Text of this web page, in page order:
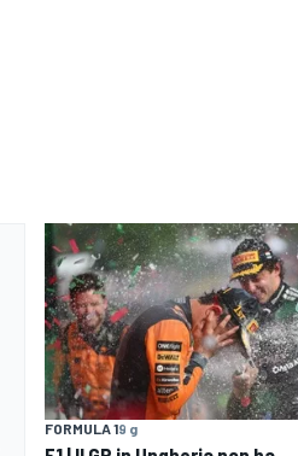
FORMULA 19 g